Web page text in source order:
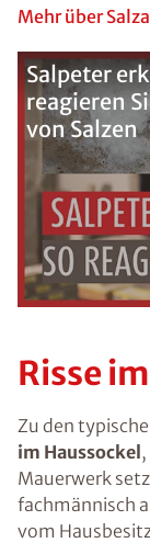
Mehr über
Salpeter
reagieren
von Salzen
Risse
Zu den
im Haussockel
Mauerwerk
fachmännisch
vom